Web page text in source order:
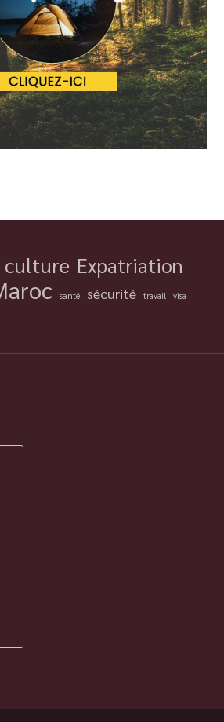
culture Expatriation
santé sécurité travail visa